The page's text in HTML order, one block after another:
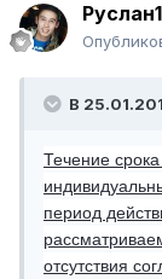
В
Течение
период
отсутствия